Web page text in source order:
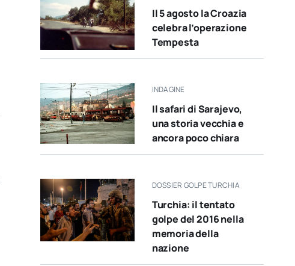
Il 5 agosto la Croazia
celebra l’operazione
Tempesta
INDAGINE
Il safari di Sarajevo,
una storia vecchia e
ancora poco chiara
DOSSIER GOLPE TURCHIA
Turchia: il tentato
golpe del 2016 nella
memoria della
nazione